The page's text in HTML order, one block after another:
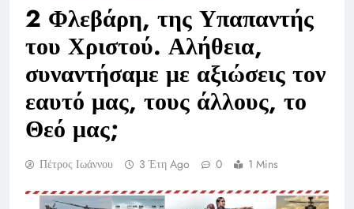
2 Φλεβάρη, της Υπαπαντής
του Χριστού. Αλήθεια,
συναντήσαμε με αξιώσεις τον
εαυτό μας, τους άλλους, το
Θεό μας;
Πέτρος Ιωάννου 3 Έτη Ago 0 1 Mins